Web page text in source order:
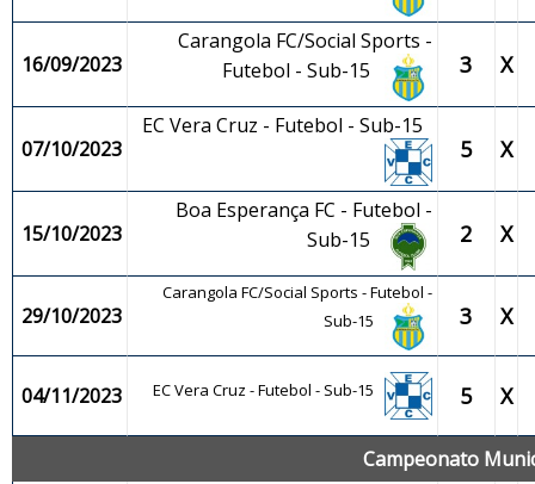
16/09/2023
Carangola FC/Social Sports -
Futebol - Sub-15
3 X
07/10/2023
EC Vera Cruz - Futebol - Sub-15
5 X
15/10/2023
Boa Esperança FC - Futebol -
Sub-15
2 X
29/10/2023
Carangola FC/Social Sports - Futebol -
Sub-15
3 X
04/11/2023 EC Vera Cruz - Futebol - Sub-15 5 X
Campeonato